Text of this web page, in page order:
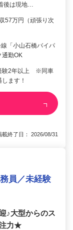
後は現地…
57万円（頑張り次
「小山石橋バイパ
勤OK
験2年以上 ※同車
ます！
終了日： 2026/08/31
員／未経験
♪大型からのス
力★